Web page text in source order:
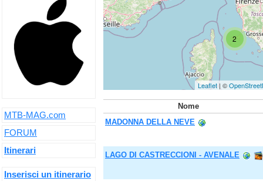
2
Leaflet | ©
Nome
MADONNA DELLA NEVE
LAGO DI CASTRECCIONI - AVENALE
MTB-MAG.com
FORUM
Itinerari
Inserisci un itinerario